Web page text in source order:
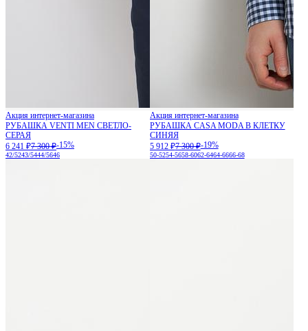
Акция интернет-магазина
РУБАШКА VENTI MEN СВЕТЛО-
СЕРАЯ
6 241 ₽7 300 ₽-15%
42/5243/5444/5646
Акция интернет-магазина
РУБАШКА CASA MODA В КЛЕТКУ
СИНЯЯ
5 912 ₽7 300 ₽-19%
50-5254-5658-6062-6464-6666-68